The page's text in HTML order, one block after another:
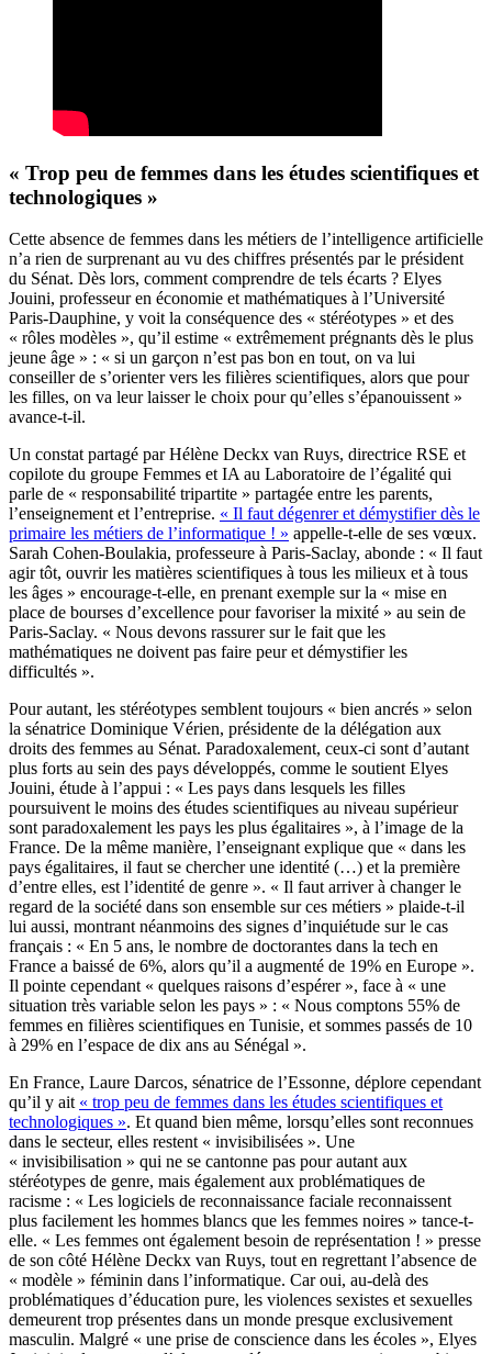
« Trop peu de femmes dans les études scientifiques et
technologiques »
Cette absence de femmes dans les métiers de l’intelligence artificielle
n’a rien de surprenant au vu des chiffres présentés par le président
du Sénat. Dès lors, comment comprendre de tels écarts ? Elyes
Jouini, professeur en économie et mathématiques à l’Université
Paris-Dauphine, y voit la conséquence des « stéréotypes » et des
« rôles modèles », qu’il estime « extrêmement prégnants dès le plus
jeune âge » : « si un garçon n’est pas bon en tout, on va lui
conseiller de s’orienter vers les filières scientifiques, alors que pour
les filles, on va leur laisser le choix pour qu’elles s’épanouissent »
avance-t-il.
Un constat partagé par Hélène Deckx van Ruys, directrice RSE et
copilote du groupe Femmes et IA au Laboratoire de l’égalité qui
parle de « responsabilité tripartite » partagée entre les parents,
l’enseignement et l’entreprise. « Il faut dégenrer et démystifier dès le
primaire les métiers de l’informatique ! » appelle-t-elle de ses vœux.
Sarah Cohen-Boulakia, professeure à Paris-Saclay, abonde : « Il faut
agir tôt, ouvrir les matières scientifiques à tous les milieux et à tous
les âges » encourage-t-elle, en prenant exemple sur la « mise en
place de bourses d’excellence pour favoriser la mixité » au sein de
Paris-Saclay. « Nous devons rassurer sur le fait que les
mathématiques ne doivent pas faire peur et démystifier les
difficultés ».
Pour autant, les stéréotypes semblent toujours « bien ancrés » selon
la sénatrice Dominique Vérien, présidente de la délégation aux
droits des femmes au Sénat. Paradoxalement, ceux-ci sont d’autant
plus forts au sein des pays développés, comme le soutient Elyes
Jouini, étude à l’appui : « Les pays dans lesquels les filles
poursuivent le moins des études scientifiques au niveau supérieur
sont paradoxalement les pays les plus égalitaires », à l’image de la
France. De la même manière, l’enseignant explique que « dans les
pays égalitaires, il faut se chercher une identité (…) et la première
d’entre elles, est l’identité de genre ». « Il faut arriver à changer le
regard de la société dans son ensemble sur ces métiers » plaide-t-il
lui aussi, montrant néanmoins des signes d’inquiétude sur le cas
français : « En 5 ans, le nombre de doctorantes dans la tech en
France a baissé de 6%, alors qu’il a augmenté de 19% en Europe ».
Il pointe cependant « quelques raisons d’espérer », face à « une
situation très variable selon les pays » : « Nous comptons 55% de
femmes en filières scientifiques en Tunisie, et sommes passés de 10
à 29% en l’espace de dix ans au Sénégal ».
En France, Laure Darcos, sénatrice de l’Essonne, déplore cependant
qu’il y ait « trop peu de femmes dans les études scientifiques et
technologiques ». Et quand bien même, lorsqu’elles sont reconnues
dans le secteur, elles restent « invisibilisées ». Une
« invisibilisation » qui ne se cantonne pas pour autant aux
stéréotypes de genre, mais également aux problématiques de
racisme : « Les logiciels de reconnaissance faciale reconnaissent
plus facilement les hommes blancs que les femmes noires » tance-t-
elle. « Les femmes ont également besoin de représentation ! » presse
de son côté Hélène Deckx van Ruys, tout en regrettant l’absence de
« modèle » féminin dans l’informatique. Car oui, au-delà des
problématiques d’éducation pure, les violences sexistes et sexuelles
demeurent trop présentes dans un monde presque exclusivement
masculin. Malgré « une prise de conscience dans les écoles », Elyes